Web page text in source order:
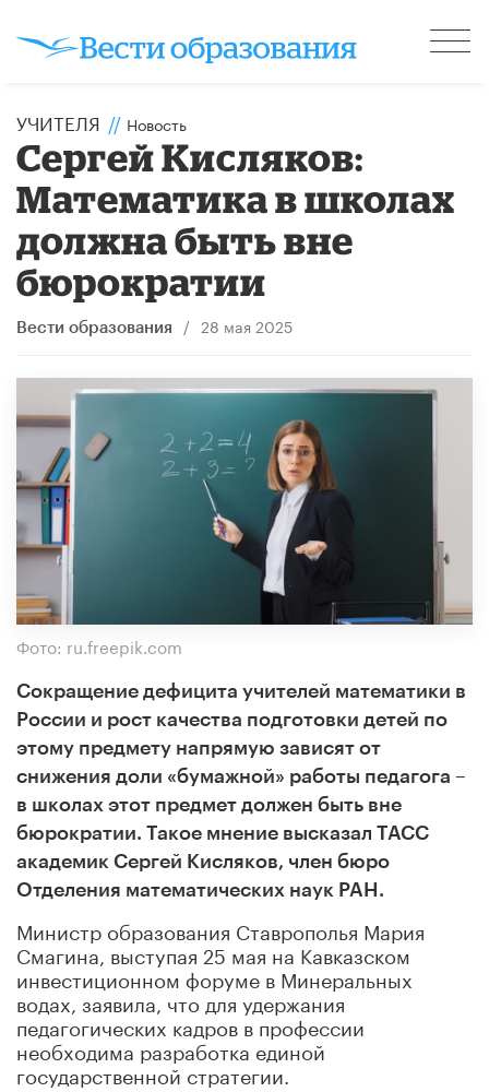
УЧИТЕЛЯ // Новость
Сергей Кисляков:
Математика в школах
должна быть вне
бюрократии
Вести образования / 28 мая 2025
Фото: ru.freepik.com
Сокращение дефицита учителей математики в
России и рост качества подготовки детей по
этому предмету напрямую зависят от
снижения доли «бумажной» работы педагога –
в школах этот предмет должен быть вне
бюрократии. Такое мнение высказал ТАСС
академик Сергей Кисляков, член бюро
Отделения математических наук РАН.
Министр образования Ставрополья Мария
Смагина, выступая 25 мая на Кавказском
инвестиционном форуме в Минеральных
водах, заявила, что для удержания
педагогических кадров в профессии
необходима разработка единой
государственной стратегии.